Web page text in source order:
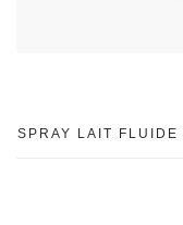
SPRAY LAIT FLUIDE